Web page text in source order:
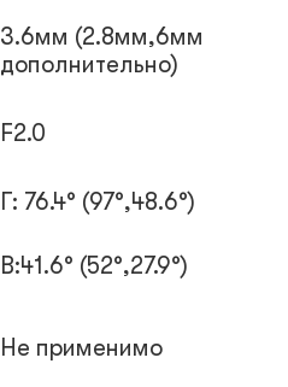
3.6мм (2.8мм,6мм
дополнительно)
F2.0
Г: 76.4° (97°,48.6°)
В:41.6° (52°,27.9°)
Не применимо